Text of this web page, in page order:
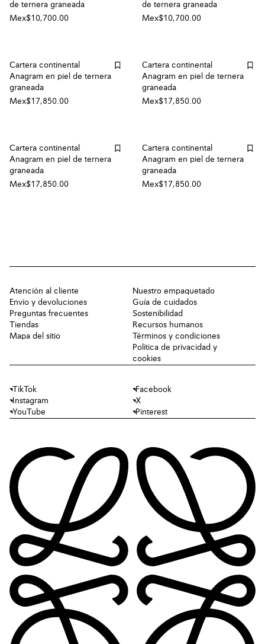
de ternera graneada
Mex$10,700.00
de ternera graneada
Mex$10,700.00
Cartera continental
Anagram en piel de ternera
graneada
Mex$17,850.00
Cartera continental
Anagram en piel de ternera
graneada
Mex$17,850.00
Cartera continental
Anagram en piel de ternera
graneada
Mex$17,850.00
Cartera continental
Anagram en piel de ternera
graneada
Mex$17,850.00
Atención al cliente
Envío y devoluciones
Preguntas frecuentes
Tiendas
Mapa del sitio
Nuestro empaquetado
Guía de cuidados
Sostenibilidad
Recursos humanos
Términos y condiciones
Política de privacidad y
cookies
TikTok
Facebook
Instagram
X
YouTube
Pinterest